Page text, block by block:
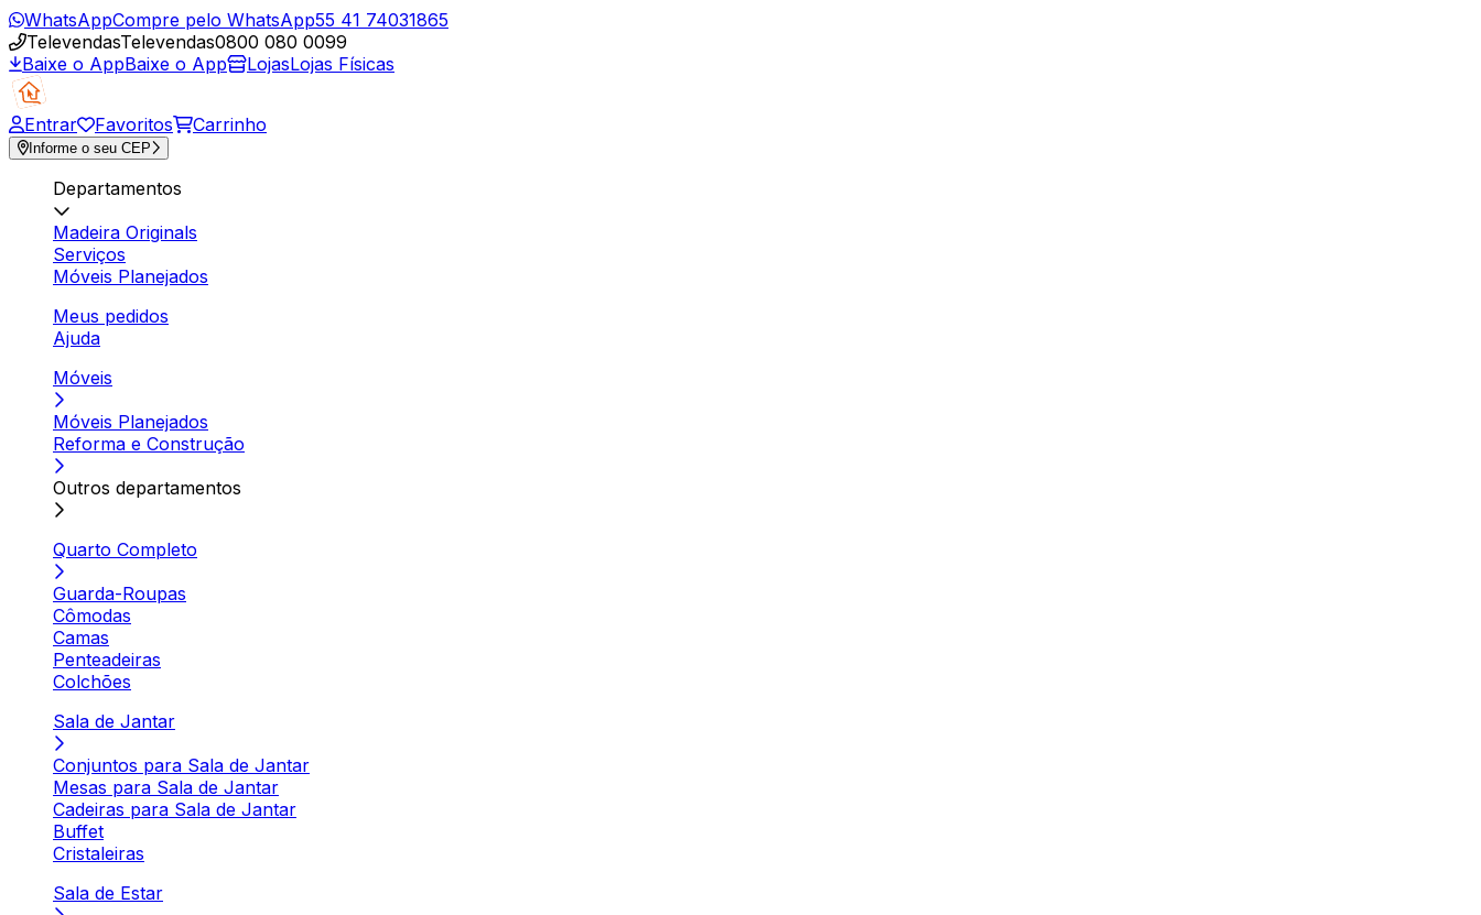
WhatsAppCompre pelo WhatsApp55 41 74031865
TelevendasTelevendas0800 080 0099
Baixe o AppBaixe o App LojasLojas Físicas
Entrar Favoritos Carrinho
Informe o seu CEP
Departamentos
Madeira Originals
Serviços
Móveis Planejados
Meus pedidos
Ajuda
Móveis
Móveis Planejados
Reforma e Construção
Outros departamentos
Quarto Completo
Guarda-Roupas
Cômodas
Camas
Penteadeiras
Colchões
Sala de Jantar
Conjuntos para Sala de Jantar
Mesas para Sala de Jantar
Cadeiras para Sala de Jantar
Buffet
Cristaleiras
Sala de Estar